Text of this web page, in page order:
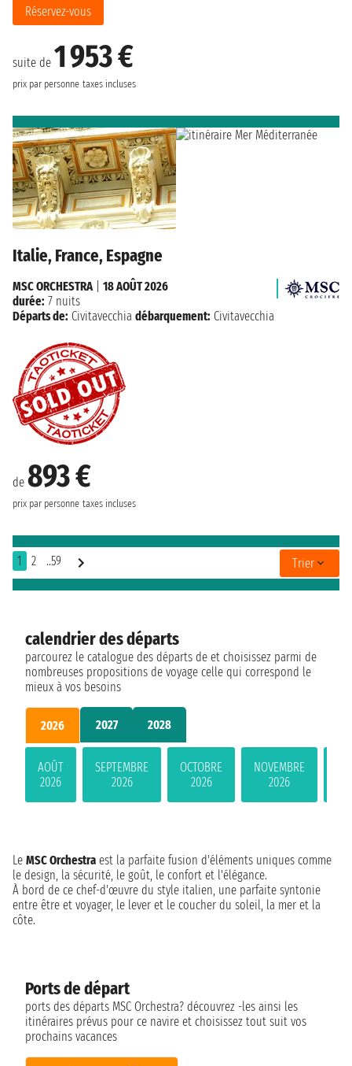
suite de 1 953 €
prix par personne taxes incluses
Réservez-vous
Italie, France, Espagne
de 893 €
prix par personne taxes incluses
MSC ORCHESTRA| 18 AOÛT 2026
durée: 7 nuits
Départs de: Civitavecchia débarquement: Civitavecchia
1 2 ..59 Trier
calendrier des départs
parcourez le catalogue des départs de et choisissez parmi de
nombreuses propositions de voyage celle qui correspond le
mieux à vos besoins
2026 2027 2028
AOÛT
2026
SEPTEMBRE
2026
OCTOBRE
2026
NOVEMBRE
2026
Ports de départ
ports des départs MSC Orchestra? découvrez -les ainsi les
itinéraires prévus pour ce navire et choisissez tout suit vos
prochains vacances
Le MSC Orchestra est la parfaite fusion d'éléments uniques comme
le design, la sécurité, le goût, le confort et l'élégance.
À bord de ce chef-d'œuvre du style italien, une parfaite syntonie
entre être et voyager, le lever et le coucher du soleil, la mer et la
côte.